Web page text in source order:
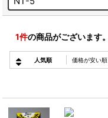
1件の商品がございます。
人気順 価格が安い順